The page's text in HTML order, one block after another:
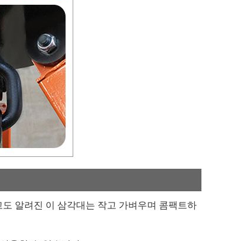
알려진 이 삼각대는 작고 가벼우며 콤팩트하